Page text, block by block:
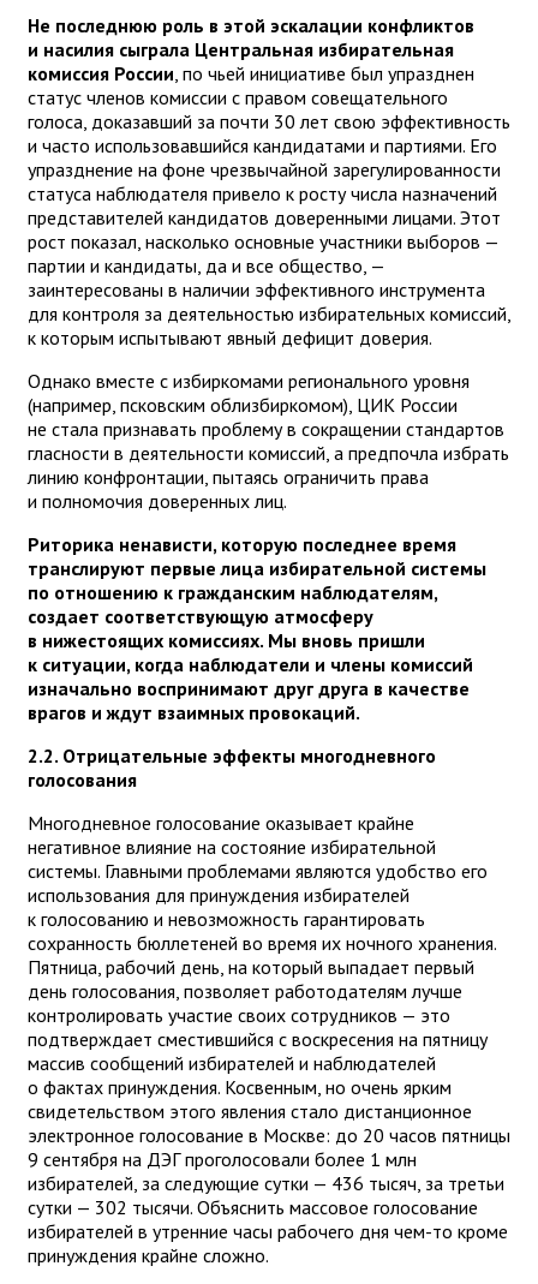
Не последнюю роль в этой эскалации конфликтов
и насилия сыграла Центральная избирательная
комиссия России , по чьей инициативе был упразднен
статус членов комиссии с правом совещательного
голоса, доказавший за почти 30 лет свою эффективность
и часто использовавшийся кандидатами и партиями. Его
упразднение на фоне чрезвычайной зарегулированности
статуса наблюдателя привело к росту числа назначений
представителей кандидатов доверенными лицами. Этот
рост показал, насколько основные участники выборов —
партии и кандидаты, да и все общество, —
заинтересованы в наличии эффективного инструмента
для контроля за деятельностью избирательных комиссий,
к которым испытывают явный дефицит доверия.
Однако вместе с избиркомами регионального уровня
(например, псковским облизбиркомом), ЦИК России
не стала признавать проблему в сокращении стандартов
гласности в деятельности комиссий, а предпочла избрать
линию конфронтации, пытаясь ограничить права
и полномочия доверенных лиц.
Риторика ненависти, которую последнее время
транслируют первые лица избирательной системы
по отношению к гражданским наблюдателям,
создает соответствующую атмосферу
в нижестоящих комиссиях. Мы вновь пришли
к ситуации, когда наблюдатели и члены комиссий
изначально воспринимают друг друга в качестве
врагов и ждут взаимных провокаций.
2.2. Отрицательные эффекты многодневного
голосования
Многодневное голосование оказывает крайне
негативное влияние на состояние избирательной
системы. Главными проблемами являются удобство его
использования для принуждения избирателей
к голосованию и невозможность гарантировать
сохранность бюллетеней во время их ночного хранения.
Пятница, рабочий день, на который выпадает первый
день голосования, позволяет работодателям лучше
контролировать участие своих сотрудников — это
подтверждает сместившийся с воскресения на пятницу
массив сообщений избирателей и наблюдателей
о фактах принуждения. Косвенным, но очень ярким
свидетельством этого явления стало дистанционное
электронное голосование в Москве: до 20 часов пятницы
9 сентября на ДЭГ проголосовали более 1 млн
избирателей, за следующие сутки — 436 тысяч, за третьи
сутки — 302 тысячи. Объяснить массовое голосование
избирателей в утренние часы рабочего дня чем-то кроме
принуждения крайне сложно.